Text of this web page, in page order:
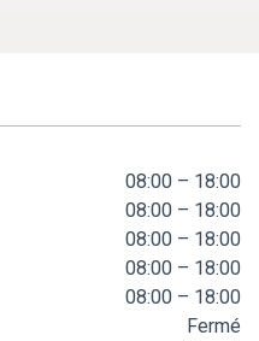
08:00 – 18:00
08:00 – 18:00
08:00 – 18:00
08:00 – 18:00
08:00 – 18:00
Fermé